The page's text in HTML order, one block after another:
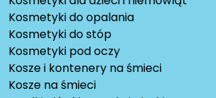
Kosmetyki do opalania
Kosmetyki do stóp
Kosmetyki pod oczy
Kosze i kontenery na śmieci
Kosze na śmieci